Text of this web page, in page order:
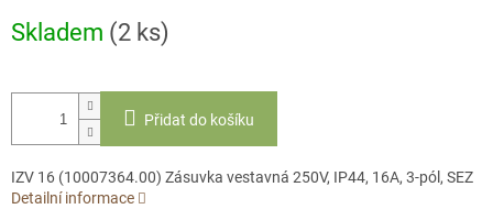
cena:
Skladem (2 ks)
Přidat do košíku
IZV 16 (10007364.00) Zásuvka vestavná 250V, IP44, 16A, 3-pól, SEZ
Detailní informace